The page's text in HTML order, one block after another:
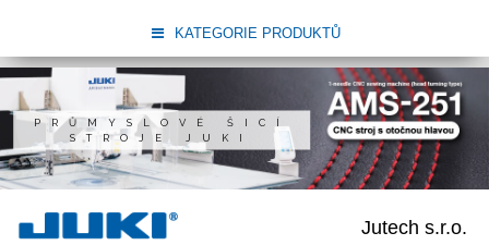
KATEGORIE PRODUKTŮ
PRŮMYSLOVÉ ŠICÍ
STROJE JUKI
Jutech s.r.o.